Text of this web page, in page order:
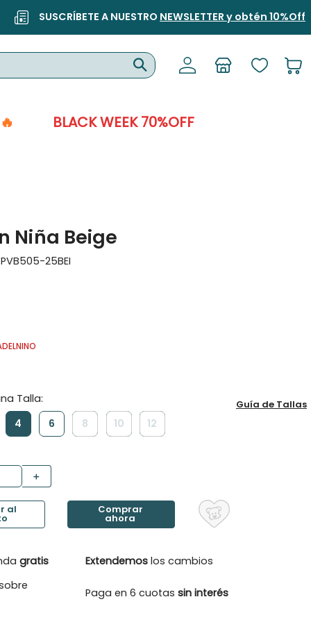
SUSCRÍBETE A NUESTRO NEWSLETTER y obtén 10%Off
BLACK WEEK 70%OFF
Niña Beige
PVB505-25BEI
4 6 8 10 12
Guía de Tallas
＋
gratis
Extendemos los cambios
Paga en 6 cuotassin interés